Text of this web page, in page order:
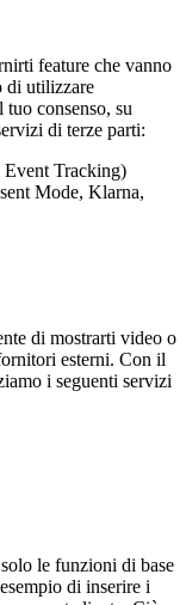
feature che vanno
di utilizzare
consenso, su
di terze parti:
Tracking)
Mode, Klarna,
di mostrarti video o
esterni. Con il
i seguenti servizi
le funzioni di base
di inserire i